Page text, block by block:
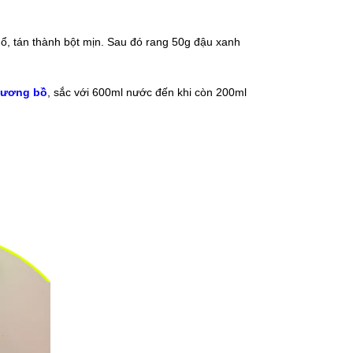
tán thành bột mịn. Sau đó rang 50g đậu xanh
bồ , sắc với 600ml nước đến khi còn 200ml